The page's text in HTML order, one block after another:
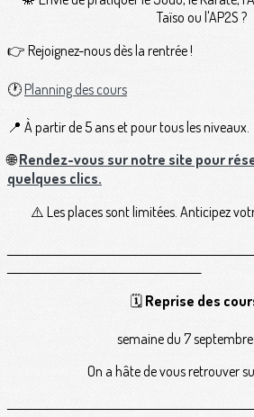
Taïso ou l'AP2S ?
👉 Rejoignez-nous dès la rentrée !
🕐Planning des cours
📍 À partir de 5 ans et pour tous les niveaux.
🌐Rendez-vous sur notre site pour
quelques clics.
⚠️ Les places sont limitées. Anticipez
🗓️ Reprise des
semaine du 7
On a hâte de vous retrouver